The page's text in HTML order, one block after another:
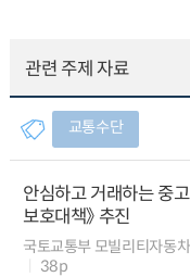
관련 주제 자료
교통수단
안심하고 거래하는 중
보호대책》 추진
국토교통부 모빌리티자동
38p